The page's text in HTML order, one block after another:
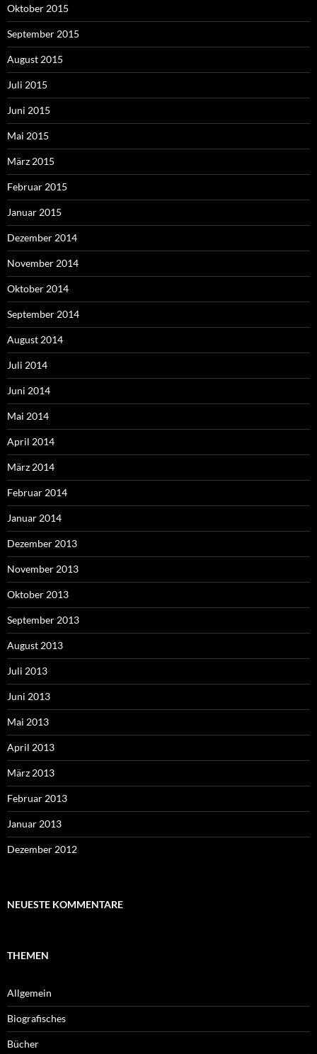
Oktober 2015
September 2015
August 2015
Juli 2015
Juni 2015
Mai 2015
März 2015
Februar 2015
Januar 2015
Dezember 2014
November 2014
Oktober 2014
September 2014
August 2014
Juli 2014
Juni 2014
Mai 2014
April 2014
März 2014
Februar 2014
Januar 2014
Dezember 2013
November 2013
Oktober 2013
September 2013
August 2013
Juli 2013
Juni 2013
Mai 2013
April 2013
März 2013
Februar 2013
Januar 2013
Dezember 2012
NEUESTE KOMMENTARE
THEMEN
Allgemein
Biografisches
Bücher